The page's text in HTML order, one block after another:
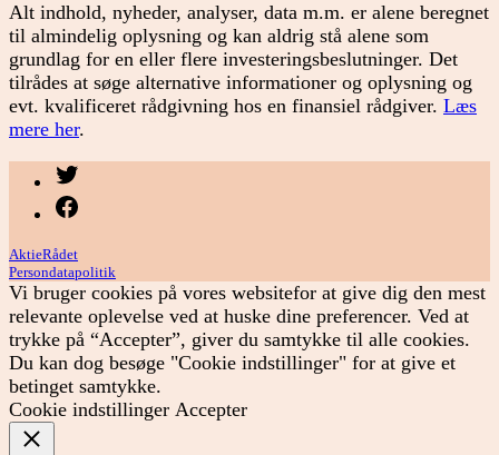
Alt indhold, nyheder, analyser, data m.m. er alene beregnet
til almindelig oplysning og kan aldrig stå alene som
grundlag for en eller flere investeringsbeslutninger. Det
tilrådes at søge alternative informationer og oplysning og
evt. kvalificeret rådgivning hos en finansiel rådgiver. Læs
mere her.
AktieRådet
Persondatapolitik
Vi bruger cookies på vores websitefor at give dig den mest
relevante oplevelse ved at huske dine preferencer. Ved at
trykke på “Accepter”, giver du samtykke til alle cookies.
Du kan dog besøge "Cookie indstillinger" for at give et
betinget samtykke.
Cookie indstillinger Accepter